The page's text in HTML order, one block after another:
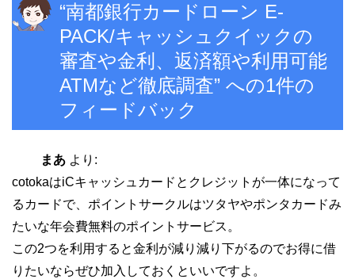
“南都銀行カードローン E-
PACK/キャッシュクイックの
審査や金利、返済額や利用可能
ATMなど徹底調査” への1件の
フィードバック
まあ より:
cotokaはiCキャッシュカードとクレジットが一体になって
るカードで、ポイントサークルはツタヤやポンタカードみ
たいな年会費無料のポイントサービス。
この2つを利用すると金利が減り減り下がるのでお得に借
りたいならぜひ加入しておくといいですよ。